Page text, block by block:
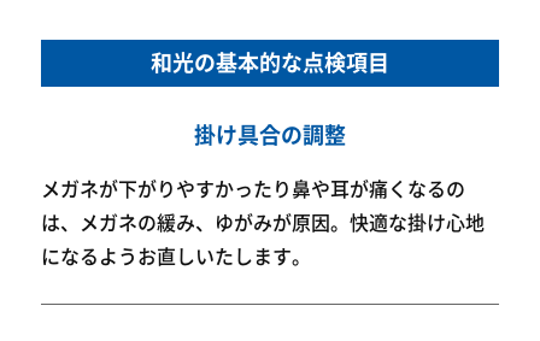
和光の基本的な点検項目
掛け具合の調整
メガネが下がりやすかったり鼻や耳が痛くなるの
は、メガネの緩み、ゆがみが原因。快適な掛け心地
になるようお直しいたします。